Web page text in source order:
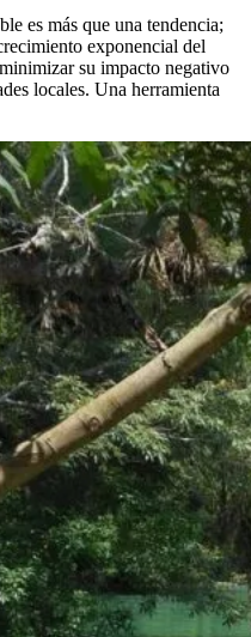
es más que una tendencia;
exponencial del
su impacto negativo
locales. Una herramienta